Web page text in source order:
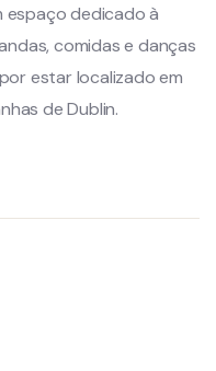
espaço dedicado à
comidas e danças
estar localizado em
de Dublin.